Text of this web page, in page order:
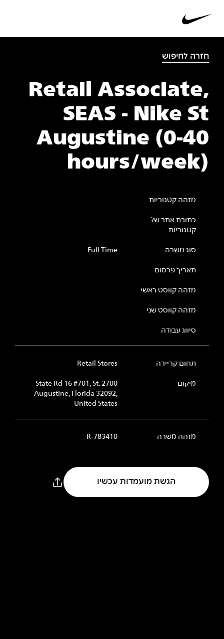
חזרה לחיפוש
Retail Associate,
SEAS - Nike St
Augustine (0-40
hours/week)
מזהה קטגוריות
כתובת אתר של
קטגוריות
סוג משרה Full Time
תאריך פרסום
מזהה קווסט ראשי
מזהה קווסט שני
סיווג עבודה
תחום קריירה Retail Stores
מיקום
2700 State Rd 16 #701, St.
Augustine, Florida 32092,
United States
מזהה משרה R-783410
הגשת מועמדות עכשיו